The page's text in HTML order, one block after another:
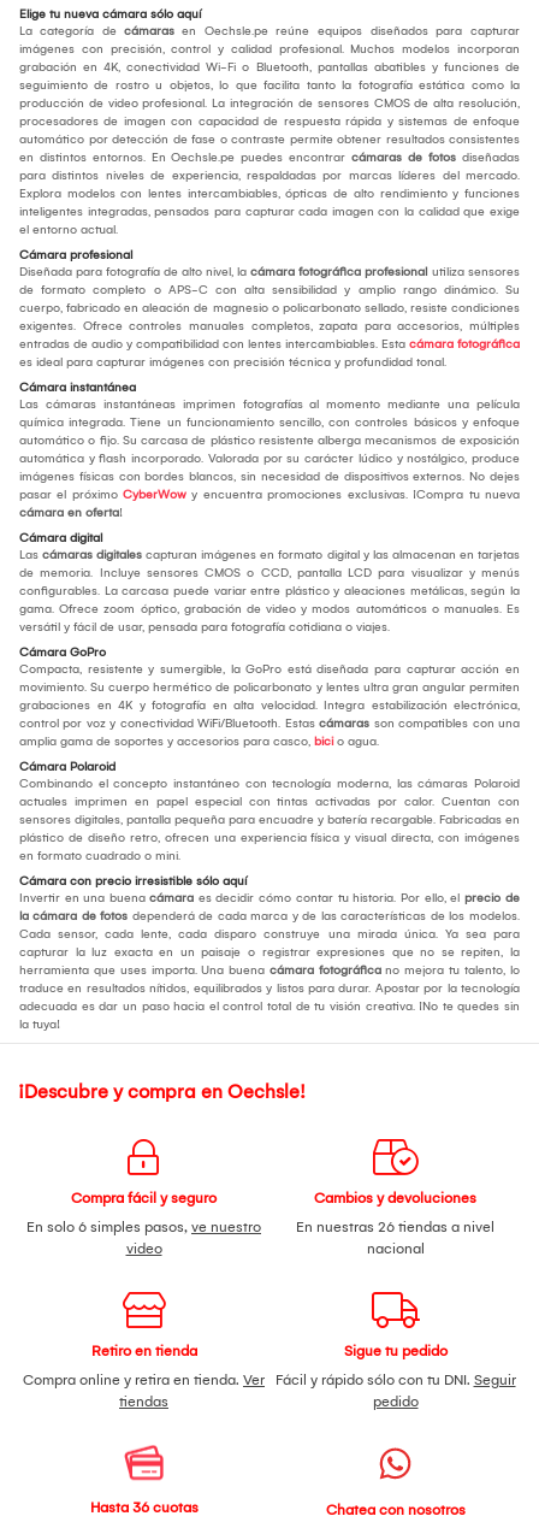
Elige tu nueva cámara sólo aquí
La categoría de cámaras en Oechsle.pe reúne equipos diseñados para capturar
imágenes con precisión, control y calidad profesional. Muchos modelos incorporan
grabación en 4K, conectividad Wi-Fi o Bluetooth, pantallas abatibles y funciones de
seguimiento de rostro u objetos, lo que facilita tanto la fotografía estática como la
producción de video profesional. La integración de sensores CMOS de alta resolución,
procesadores de imagen con capacidad de respuesta rápida y sistemas de enfoque
automático por detección de fase o contraste permite obtener resultados consistentes
en distintos entornos. En Oechsle.pe puedes encontrar cámaras de fotos diseñadas
para distintos niveles de experiencia, respaldadas por marcas líderes del mercado.
Explora modelos con lentes intercambiables, ópticas de alto rendimiento y funciones
inteligentes integradas, pensados para capturar cada imagen con la calidad que exige
el entorno actual.
Cámara profesional
Diseñada para fotografía de alto nivel, la cámara fotográfica profesional utiliza sensores
de formato completo o APS-C con alta sensibilidad y amplio rango dinámico. Su
cuerpo, fabricado en aleación de magnesio o policarbonato sellado, resiste condiciones
exigentes. Ofrece controles manuales completos, zapata para accesorios, múltiples
entradas de audio y compatibilidad con lentes intercambiables. Esta cámara fotográfica
es ideal para capturar imágenes con precisión técnica y profundidad tonal.
Cámara instantánea
Las cámaras instantáneas imprimen fotografías al momento mediante una película
química integrada. Tiene un funcionamiento sencillo, con controles básicos y enfoque
automático o fijo. Su carcasa de plástico resistente alberga mecanismos de exposición
automática y flash incorporado. Valorada por su carácter lúdico y nostálgico, produce
imágenes físicas con bordes blancos, sin necesidad de dispositivos externos. No dejes
pasar el próximo CyberWow y encuentra promociones exclusivas. ¡Compra tu nueva
cámara en oferta!
Cámara digital
Las cámaras digitales capturan imágenes en formato digital y las almacenan en tarjetas
de memoria. Incluye sensores CMOS o CCD, pantalla LCD para visualizar y menús
configurables. La carcasa puede variar entre plástico y aleaciones metálicas, según la
gama. Ofrece zoom óptico, grabación de video y modos automáticos o manuales. Es
versátil y fácil de usar, pensada para fotografía cotidiana o viajes.
Cámara GoPro
Compacta, resistente y sumergible, la GoPro está diseñada para capturar acción en
movimiento. Su cuerpo hermético de policarbonato y lentes ultra gran angular permiten
grabaciones en 4K y fotografía en alta velocidad. Integra estabilización electrónica,
control por voz y conectividad WiFi/Bluetooth. Estas cámaras son compatibles con una
amplia gama de soportes y accesorios para casco, bicio agua.
Cámara Polaroid
Combinando el concepto instantáneo con tecnología moderna, las cámaras Polaroid
actuales imprimen en papel especial con tintas activadas por calor. Cuentan con
sensores digitales, pantalla pequeña para encuadre y batería recargable. Fabricadas en
plástico de diseño retro, ofrecen una experiencia física y visual directa, con imágenes
en formato cuadrado o mini.
Cámara con precio irresistible sólo aquí
Invertir en una buena cámara es decidir cómo contar tu historia. Por ello, el precio de
la cámara de fotos dependerá de cada marca y de las características de los modelos.
Cada sensor, cada lente, cada disparo construye una mirada única. Ya sea para
capturar la luz exacta en un paisaje o registrar expresiones que no se repiten, la
herramienta que uses importa. Una buena cámara fotográfica no mejora tu talento, lo
traduce en resultados nítidos, equilibrados y listos para durar. Apostar por la tecnología
adecuada es dar un paso hacia el control total de tu visión creativa. ¡No te quedes sin
la tuya!
¡Descubre y compra en Oechsle!
Compra fácil y seguro
En solo 6 simples pasos, ve nuestro
video
Cambios y devoluciones
En nuestras 26 tiendas a nivel
nacional
Retiro en tienda
Compra online y retira en tienda. Ver
tiendas
Sigue tu pedido
Fácil y rápido sólo con tu DNI. Seguir
pedido
Hasta 36 cuotas
Chatea con nosotros